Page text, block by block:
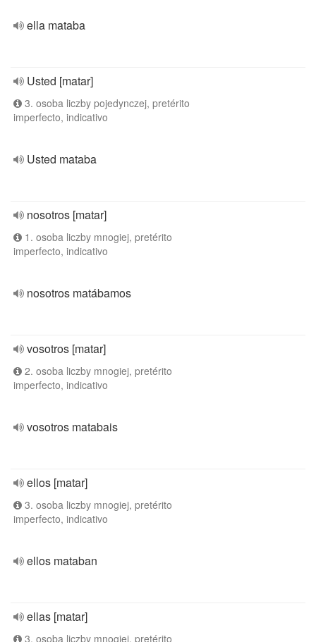
ella mataba
Usted [matar]
3. osoba liczby pojedynczej, pretérito
imperfecto, indicativo
Usted mataba
nosotros [matar]
1. osoba liczby mnogiej, pretérito
imperfecto, indicativo
nosotros matábamos
vosotros [matar]
2. osoba liczby mnogiej, pretérito
imperfecto, indicativo
vosotros matabais
ellos [matar]
3. osoba liczby mnogiej, pretérito
imperfecto, indicativo
ellos mataban
ellas [matar]
3. osoba liczby mnogiej, pretérito